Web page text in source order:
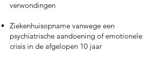
verwondingen
Ziekenhuisopname vanwege een
psychiatrische aandoening of emotionele
crisis in de afgelopen 10 jaar